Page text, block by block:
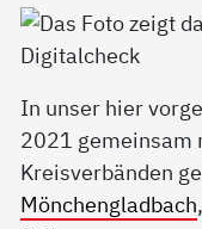
In unser hier
2021 gemeinsam
Kreisverbänden
Mönchengladbach